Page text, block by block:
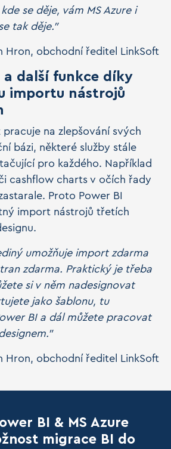
se děje, vám MS Azure i
tak děje.”
Hron, obchodní ředitel LinkSoft
a další funkce díky
importu nástrojů
na zlepšování svých
bázi, některé služby stále
pro každého. Například
cashflow charts v očích řady
Proto Power BI
import nástrojů třetích
umožňuje import zdarma
zdarma. Praktický je třeba
si v něm nadesignovat
jako šablonu, tu
BI a dál můžete pracovat
Hron, obchodní ředitel LinkSoft
BI & MS Azure
migrace BI do